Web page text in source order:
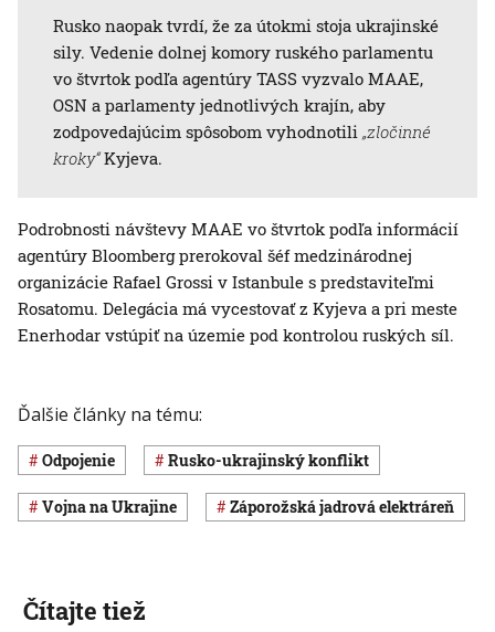
Rusko naopak tvrdí, že za útokmi stoja ukrajinské
sily. Vedenie dolnej komory ruského parlamentu
vo štvrtok podľa agentúry TASS vyzvalo MAAE,
OSN a parlamenty jednotlivých krajín, aby
zodpovedajúcim spôsobom vyhodnotili „zločinné
kroky“Kyjeva.
Podrobnosti návštevy MAAE vo štvrtok podľa informácií
agentúry Bloomberg prerokoval šéf medzinárodnej
organizácie Rafael Grossi v Istanbule s predstaviteľmi
Rosatomu. Delegácia má vycestovať z Kyjeva a pri meste
Enerhodar vstúpiť na územie pod kontrolou ruských síl.
Ďalšie články na tému:
odpojenie rusko-ukrajinský konflikt
vojna na Ukrajine Záporožská jadrová elektráreň
Čítajte tiež